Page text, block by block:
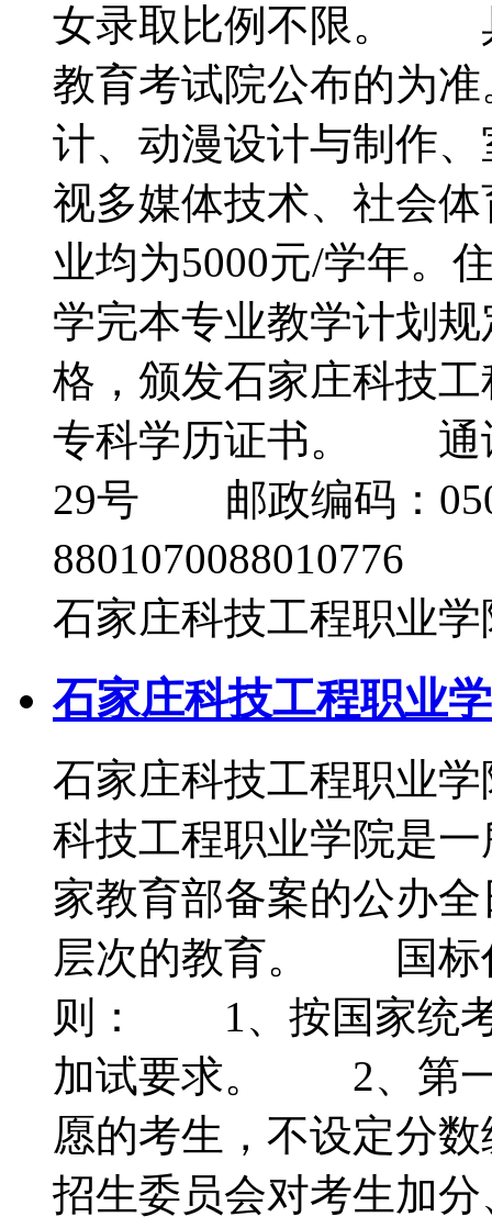
女录取比例不限。
教育考试院公布的为
计、动漫设计与制作
视多媒体技术、社会
业均为5000元/学年
学完本专业教学计划
格，颁发石家庄科技
专科学历证书。 通
29号 邮政编码：
石家庄科技工程职业
石家庄科技工程职业
石家庄科技工程职业
科技工程职业学院是
家教育部备案的公办
层次的教育。 国
则： 1、按国家统考
加试要求。 2、第一
愿的考生，不设定分
招生委员会对考生加